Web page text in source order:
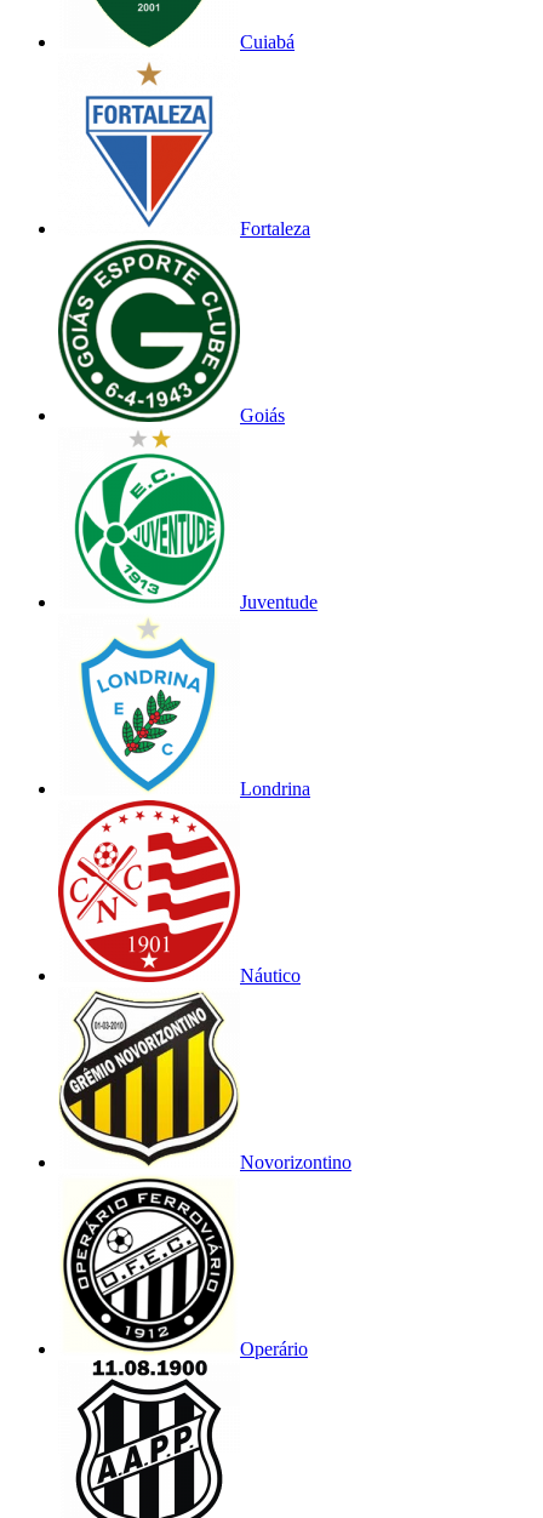
Cuiabá
Fortaleza
Goiás
Juventude
Londrina
Náutico
Novorizontino
Operário